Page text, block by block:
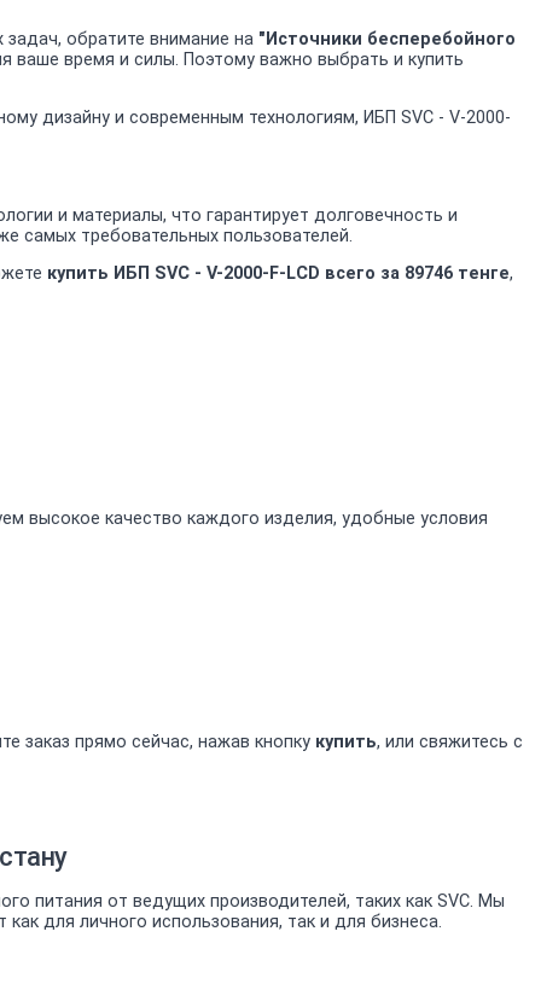
обратите внимание на "Источники бесперебойного
ваше время и силы. Поэтому важно выбрать и купить
дизайну и современным технологиям, ИБП SVC - V-2000-
и материалы, что гарантирует долговечность и
самых требовательных пользователей.
купить ИБП SVC - V-2000-F-LCD всего за 89746 тенге,
высокое качество каждого изделия, удобные условия
заказ прямо сейчас, нажав кнопку купить, или свяжитесь с
питания от ведущих производителей, таких как SVC. Мы
для личного использования, так и для бизнеса.